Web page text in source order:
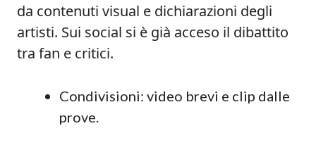
da contenuti visual e dichiarazioni degli
artisti. Sui social si è già acceso il dibattito
tra fan e critici.
Condivisioni: video brevi e clip dalle
prove.